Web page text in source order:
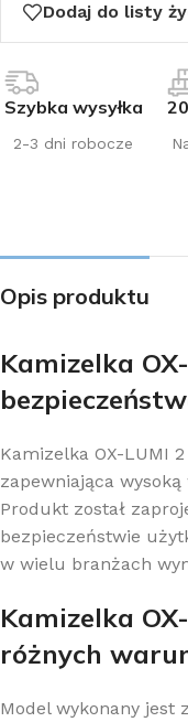
Dodaj do listy
Szybka wysyłka
2-3 dni robocze
Opis produktu
Kamizelka
Kamizelka OX-LUMI
zapewniająca
Produkt został
bezpieczeństwie
w wielu branżach
Kamizelka
różnych
Model wykonany jest